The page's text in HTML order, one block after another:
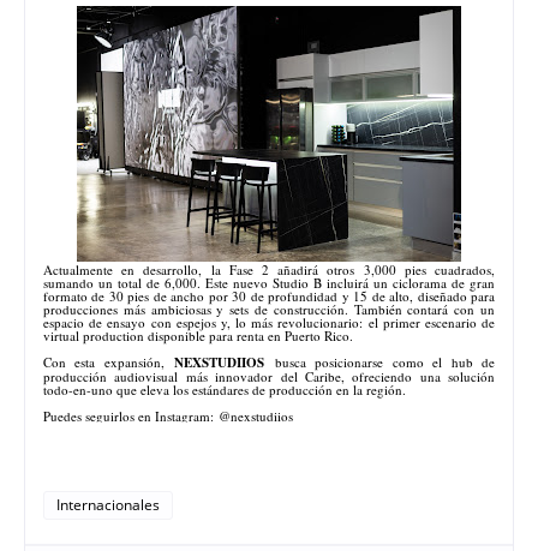
Actualmente en desarrollo, la Fase 2 añadirá otros 3,000 pies cuadrados,
sumando un total de 6,000. Este nuevo Studio B incluirá un ciclorama de gran
formato de 30 pies de ancho por 30 de profundidad y 15 de alto, diseñado para
producciones más ambiciosas y sets de construcción. También contará con un
espacio de ensayo con espejos y, lo más revolucionario: el primer escenario de
virtual production disponible para renta en Puerto Rico.
Con esta expansión,NEXSTUDIIOS busca posicionarse como el hub de
producción audiovisual más innovador del Caribe, ofreciendo una solución
todo-en-uno que eleva los estándares de producción en la región.
Puedes seguirlos en Instagram: @nexstudiios
Internacionales